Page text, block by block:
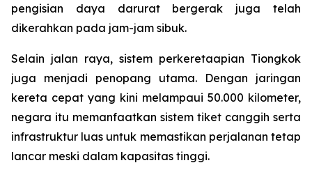
pengisian daya darurat bergerak juga telah
dikerahkan pada jam-jam sibuk.
Selain jalan raya, sistem perkeretaapian Tiongkok
juga menjadi penopang utama. Dengan jaringan
kereta cepat yang kini melampaui 50.000 kilometer,
negara itu memanfaatkan sistem tiket canggih serta
infrastruktur luas untuk memastikan perjalanan tetap
lancar meski dalam kapasitas tinggi.